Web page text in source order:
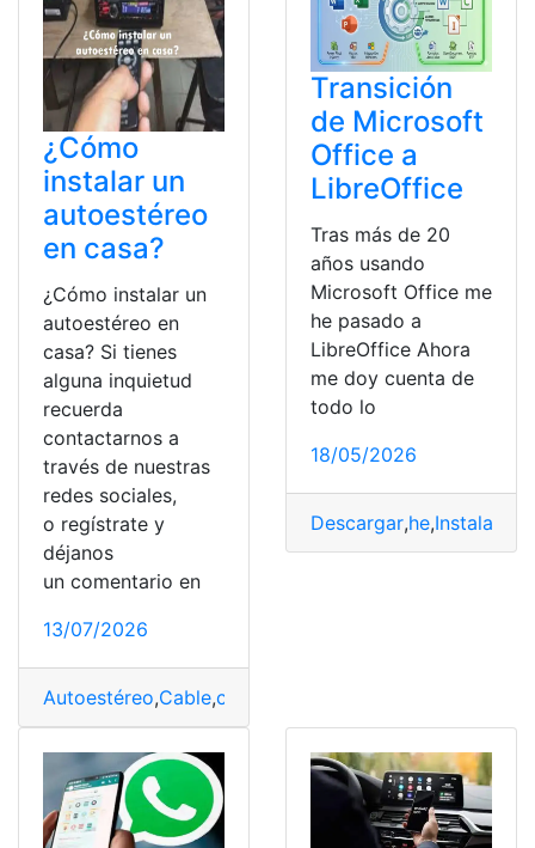
¿Cómo
instalar un
autoestéreo
en casa?
¿Cómo instalar un
autoestéreo en
casa? Si tienes
alguna inquietud
recuerda
contactarnos a
través de nuestras
redes sociales,
o regístrate y
déjanos
un comentario en
13/07/2026
Autoestéreo,Cable,casa
Transición
de Microsoft
Office a
LibreOffice
Tras más de 20
años usando
Microsoft Office me
he pasado a
LibreOffice Ahora
me doy cuenta de
todo lo
18/05/2026
Descargar,he,Instalar